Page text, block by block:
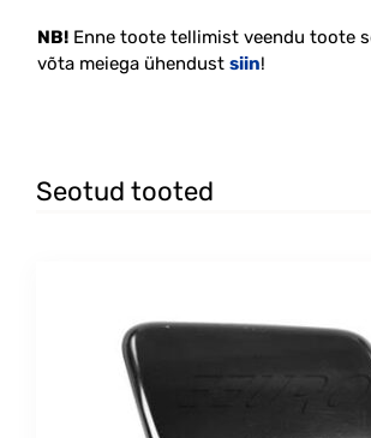
NB! Enne toote tellimist veendu toote
võta meiega ühendust siin!
Seotud tooted